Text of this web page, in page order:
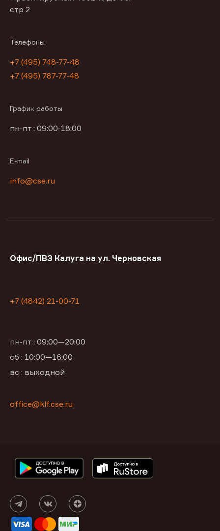
стр 2
Телефоны
+7 (495) 748-77-48
+7 (495) 787-77-48
График работы
пн-пт : 09:00-18:00
E-mail
info@cse.ru
Офис/ПВЗ Калуга на ул. Черновская
+7 (4842) 21-00-71
пн-пт : 09:00—20:00
сб : 10:00—16:00
вс : выходной
office@klf.cse.ru